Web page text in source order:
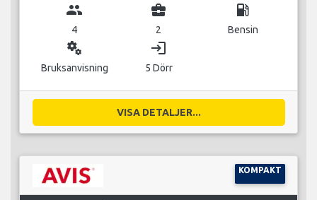
group
4
business_center
2
local_gas_station
Bensin
miscellaneous_services
Bruksanvisning
login
5 Dörr
VISA DETALJER...
KOMPAKT